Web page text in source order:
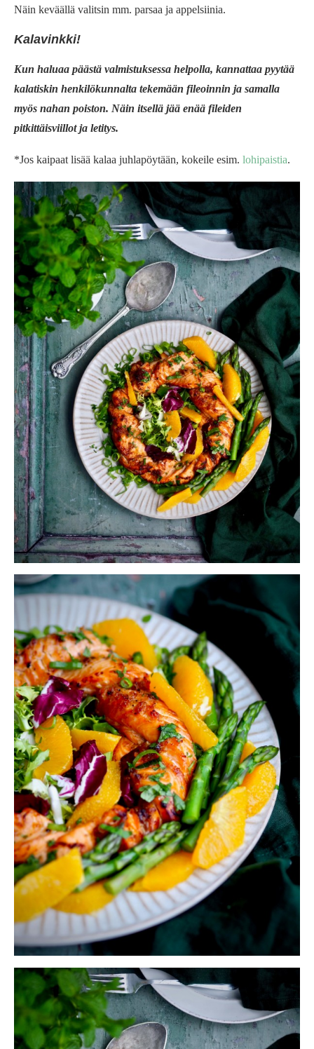
Näin keväällä valitsin mm. parsaa ja appelsiinia.
Kalavinkki!
Kun haluaa päästä valmistuksessa helpolla, kannattaa pyytää
kalatiskin henkilökunnalta tekemään fileoinnin ja samalla
myös nahan poiston. Näin itsellä jää enää fileiden
pitkittäisviillot ja letitys.
*Jos kaipaat lisää kalaa juhlapöytään, kokeile esim. lohipaistia.